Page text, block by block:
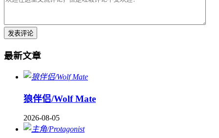
最新文章
狼伴侣/Wolf Mate
2026-08-05